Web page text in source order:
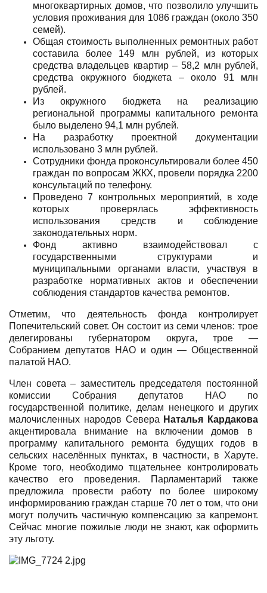
многоквартирных домов, что позволило улучшить
условия проживания для 1086 граждан (около 350
семей).
Общая стоимость выполненных ремонтных работ
составила более 149 млн рублей, из которых
средства владельцев квартир – 58,2 млн рублей,
средства окружного бюджета – около 91 млн
рублей.
Из окружного бюджета на реализацию
региональной программы капитального ремонта
было выделено 94,1 млн рублей.
На разработку проектной документации
использовано 3 млн рублей.
Сотрудники фонда проконсультировали более 450
граждан по вопросам ЖКХ, провели порядка 2200
консультаций по телефону.
Проведено 7 контрольных мероприятий, в ходе
которых проверялась эффективность
использования средств и соблюдение
законодательных норм.
Фонд активно взаимодействовал с
государственными структурами и
муниципальными органами власти, участвуя в
разработке нормативных актов и обеспечении
соблюдения стандартов качества ремонтов.
Отметим, что деятельность фонда контролирует
Попечительский совет. Он состоит из семи членов: трое
делегированы губернатором округа, трое —
Собранием депутатов НАО и один — Общественной
палатой НАО.
Член совета – заместитель председателя постоянной
комиссии Собрания депутатов НАО по
государственной политике, делам ненецкого и других
малочисленных народов Севера Наталья Кардакова
акцентировала внимание на включении домов в
программу капитального ремонта будущих годов в
сельских населённых пунктах, в частности, в Харуте.
Кроме того, необходимо тщательнее контролировать
качество его проведения. Парламентарий также
предложила провести работу по более широкому
информированию граждан старше 70 лет о том, что они
могут получить частичную компенсацию за капремонт.
Сейчас многие пожилые люди не знают, как оформить
эту льготу.